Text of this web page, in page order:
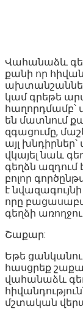
Վահանաձև
քանի որ
կամ գրեթե
հաղորդմամբ՝
են մատնում
զգացումը,
այլ
վկայել նաև
գեղձն ազդում
բոլոր
է
որը
գեղձի
Շաքար:
Եթե
հասցրեք
վահանաձև
մշտական